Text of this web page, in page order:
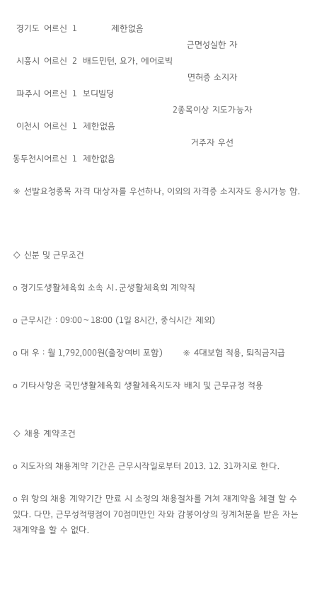
경기도 어르신 1
제한없음
근면성실한 자
면허증 소지자
2종목이상 지도가능자
거주자 우선
시흥시 어르신 2 배드민턴, 요가, 에어로빅
파주시 어르신 1 보디빌딩
이천시 어르신 1 제한없음
동두천시 어르신 1 제한없음
※ 선발요청종목 자격 대상자를 우선하나, 이외의 자격증 소지자도 응시가능 함.
◇ 신분 및 근무조건
o 경기도생활체육회 소속 시․군생활체육회 계약직
o 근무시간 : 09:00〜18:00 (1일 8시간, 중식시간 제외)
o 대 우 : 월 1,792,000원(출장여비 포함) ※ 4대보험 적용, 퇴직금지급
o 기타사항은 국민생활체육회 생활체육지도자 배치 및 근무규정 적용
◇ 채용 계약조건
o 지도자의 채용계약 기간은 근무시작일로부터 2013. 12. 31까지로 한다.
o 위 항의 채용 계약기간 만료 시 소정의 채용절차를 거쳐 재계약을 체결 할 수
있다. 다만, 근무성적평점이 70점미만인 자와 감봉이상의 징계처분을 받은 자는
재계약을 할 수 없다.